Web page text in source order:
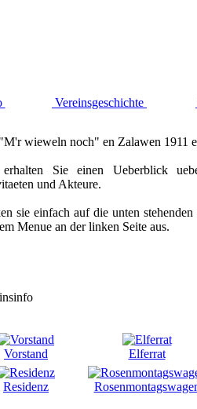
Vereinsgeschichte
wieweln noch" en Zalawen 1911
Sie einen Ueberblick
und Akteure.
sie einfach auf die unten
Menue an der linken Seite aus.
Vorstand Elferrat
Residenz